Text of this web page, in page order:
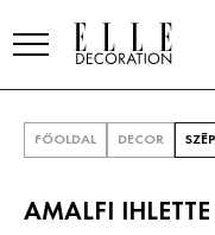
FŐOLDAL DECOR
AMALFI IHLETTE